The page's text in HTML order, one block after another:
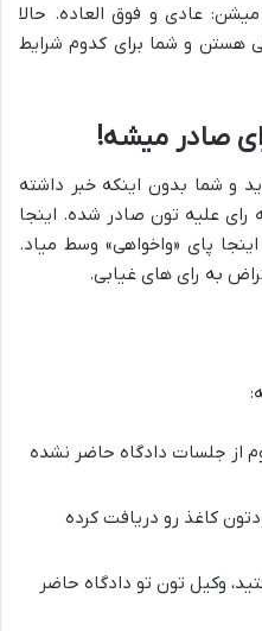
عادی و فوق العاده. حالا
هستن و شما برای کدوم شرایط
صادر میشه!
و شما بدون اینکه خبر داشته
رای علیه تون صادر شده. اینجا
پای «واخواهی» وسط میاد.
به رای های غیابی.
از جلسات دادگاه حاضر نشده
کاغذ رو دریافت کرده
وکیل تون تو دادگاه حاضر